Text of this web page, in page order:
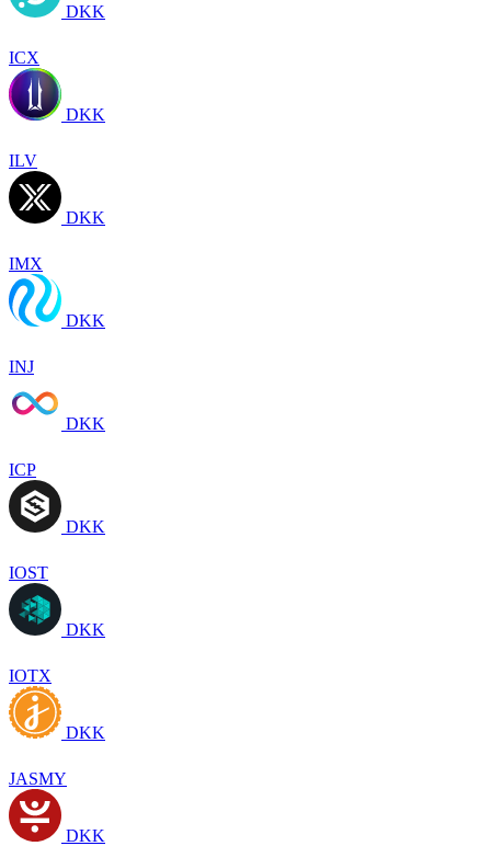
DKK
ICX
DKK
ILV
DKK
IMX
DKK
INJ
DKK
ICP
DKK
IOST
DKK
IOTX
DKK
JASMY
DKK